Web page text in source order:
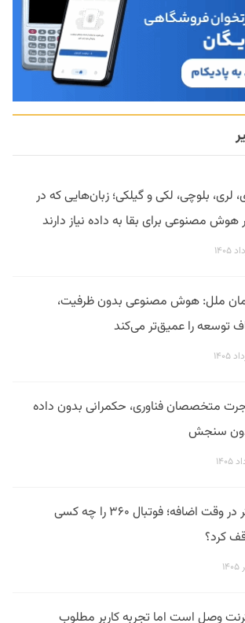
لری، بلوچی، لکی و گیلکی؛ زبان‌هایی که در
مصنوعی برای بقا به داده نیاز دارند
ملل: هوش مصنوعی بدون ظرفیت،
توسعه را عمیق‌تر می‌کند
متخصصان فناوری، حکمرانی بدون داده
سنجش
فیلتر در وقت اضافه؛ فوتبال ۳۶۰ را چه کسی
کرد؟
وصل است اما تجربه کاربر مطلوب